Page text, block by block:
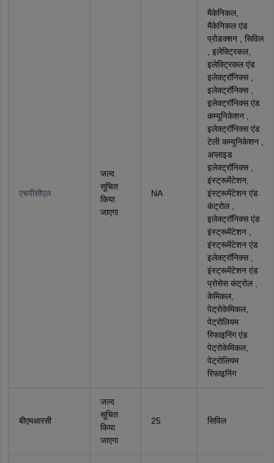
एचपीसीएल
जल्द
सूचित
किया
जाएगा
NA
मैकेनिकल,
मैकेनिकल एंड
प्रोडक्‍शन , सिविल
, इलेक्ट्रिकल,
इलेक्ट्रिकल एंड
इलेक्ट्रॉनिक्स ,
इलेक्ट्रॉनिक्स ,
इलेक्ट्रॉनिक्स एंड
कम्यूनिकेशन ,
इलेक्ट्रॉनिक्स एंड
टेली कम्यूनिकेशन ,
अप्‍लाइड
इलेक्ट्रॉनिक्स ,
इंस्ट्रूमेंटेशन,
इंस्ट्रूमेंटेशन एंड
कंट्रोल ,
इलेक्ट्रॉनिक्स एंड
इंस्ट्रूमेंटेशन ,
इंस्ट्रूमेंटेशन एंड
इलेक्ट्रॉनिक्स ,
इंस्ट्रूमेंटेशन एंड
प्रोसेस कंट्रोल ,
केमिकल,
पेट्रोकेमिकल,
पेट्रोलियम
रिफाइनिंग एंड
पेट्रोकेमिकल,
पेट्रोलियम
रिफाइनिंग
बीएमआरसी
जल्द
सूचित
किया
जाएगा
25 सिविल